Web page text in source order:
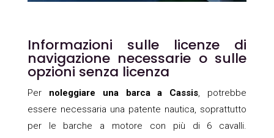
Informazioni sulle licenze di
navigazione necessarie o sulle
opzioni senza licenza
Per noleggiare una barca a Cassis , potrebbe
essere necessaria una patente nautica, soprattutto
per le barche a motore con più di 6 cavalli.